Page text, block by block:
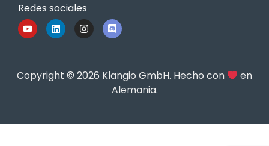
Redes sociales
Copyright © 2026 Klangio GmbH. Hecho con
en
Alemania.